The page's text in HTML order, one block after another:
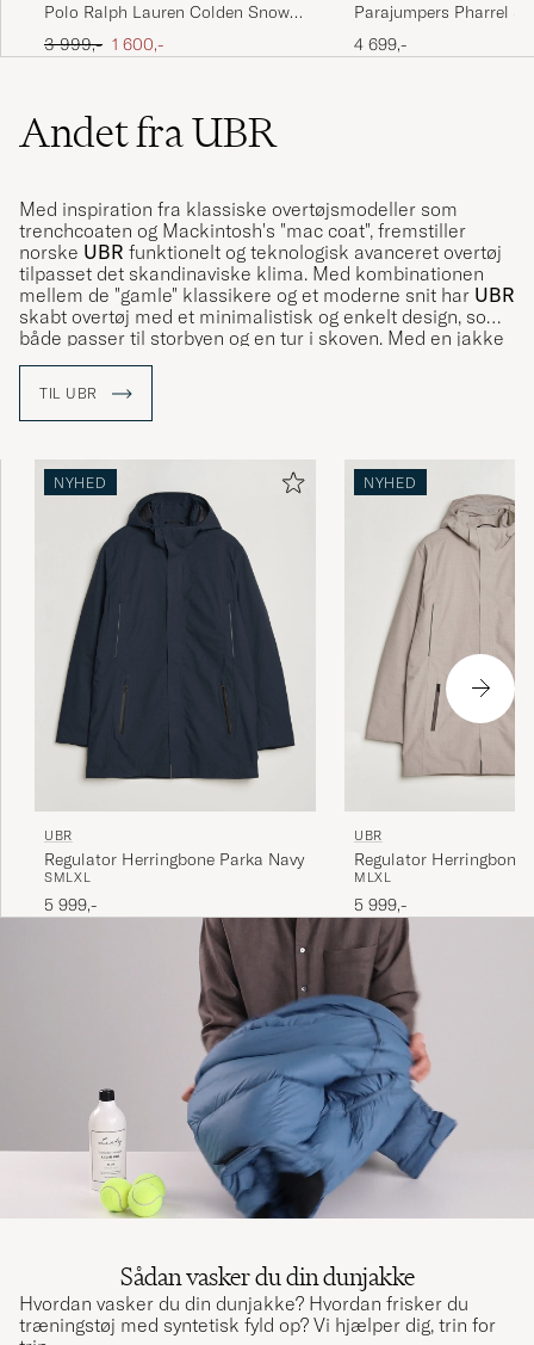
Polo Ralph Lauren Colden Snow
Polo Hodded Jacket Collection
Navy
Ordinary pris
3 999,- Nedsat pris
1 600,-
Parajumpers Pharrel
Gloss Jacket Black
4 699,-
Andet fra UBR
Med inspiration fra klassiske overtøjsmodeller som
trenchcoaten og Mackintosh's "mac coat", fremstiller
norske UBR funktionelt og teknologisk avanceret overtøj
tilpasset det skandinaviske klima. Med kombinationen
mellem de "gamle" klassikere og et moderne snit har UBR
skabt overtøj med et minimalistisk og enkelt design, som
både passer til storbyen og en tur i skoven. Med en jakke
fraUBRholder du dig varm og tør på en stilfuld måde.
TIL UBR
NYHED
UBR
Regulator Herringbone Parka Navy
SMLXL
5 999,-
NYHED
UBR
Regulator Herringbone
Wood
M LXL
5 999,-
Sådan vasker du din dunjakke
Hvordan vasker du din dunjakke? Hvordan frisker du
træningstøj med syntetisk fyld op? Vi hjælper dig, trin for